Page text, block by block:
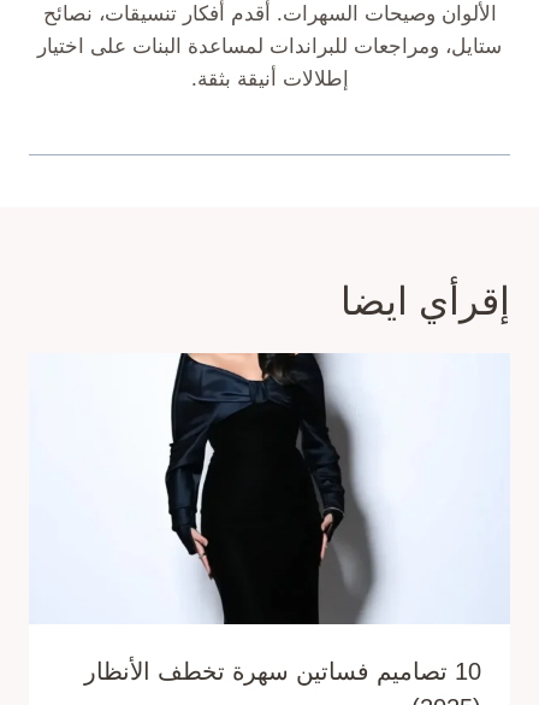
الألوان وصيحات السهرات. أقدم أفكار تنسيقات، نصائح
ستايل، ومراجعات للبراندات لمساعدة البنات على اختيار
إطلالات أنيقة بثقة.
إقرأي ايضا
10 تصاميم فساتين سهرة تخطف الأنظار